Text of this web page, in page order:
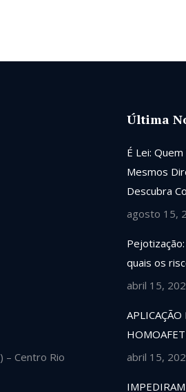
– Centro Rio
Última
É Lei:
Mesmos
Descubra
agosto 15,
quais os
abril 15,
abril 15,
atualizados, responsáveis ,